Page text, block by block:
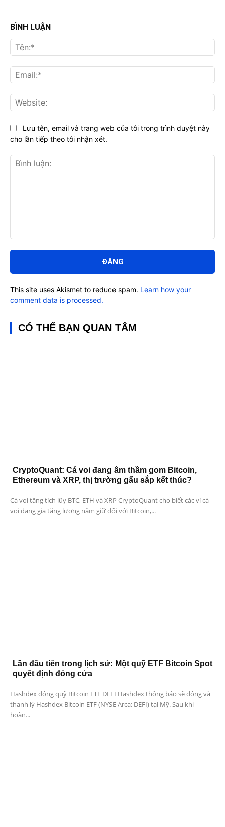
BÌNH LUẬN
luận:
Lưu tên, email và trang web của tôi trong trình duyệt này
cho lần tiếp theo tôi nhận xét.
This site uses Akismet to reduce spam. Learn how your
comment data is processed.
CÓ THỂ BẠN QUAN TÂM
CryptoQuant: Cá voi đang âm thầm gom Bitcoin,
Ethereum và XRP, thị trường gấu sắp kết thúc?
Cá voi tăng tích lũy BTC, ETH và XRP CryptoQuant cho biết các ví cá
voi đang gia tăng lượng nắm giữ đối với Bitcoin,...
Lần đầu tiên trong lịch sử: Một quỹ ETF Bitcoin Spot
quyết định đóng cửa
Hashdex đóng quỹ Bitcoin ETF DEFI Hashdex thông báo sẽ đóng và
thanh lý Hashdex Bitcoin ETF (NYSE Arca: DEFI) tại Mỹ. Sau khi
hoàn...